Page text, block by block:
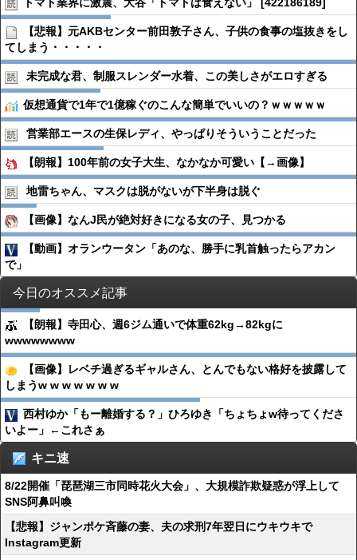
【悲報】元AKBセンター前田敦子さん、子供の食事の塩抜きをし
てしまう・・・・・
未完成な君、制服スレンダー水着、この美しさがエロすぎる
仮想通貨で1年で1億稼ぐのこんな簡単でいいの？ｗｗｗｗｗ
営業部エースの生保レディ、やっぱりそういうことだった
【朗報】100年前の女子大生、なかなか可愛い【→画像】
地雷ちゃん、マスクは脱がないが下半身は脱ぐ
【画像】なんJ民が絶対好きになる女の子、見つかる
【動画】オランウータン「あのな、勝手に乳首触ったらアカン
で」
今日のオススメ記事
【朗報】寺田心、週6ジム通いで体重62kg→82kgに
wwwwwwww
【画像】レベチ過ぎるギャルさん、とんでもない格好を披露して
しまうw w w w w w w
西村ゆか「もー離婚する？」ひろゆき「ちょちょw待ってくださ
いよー」←これさぁ
キニ速
8/22開催「琵琶湖三市同時花火大会」、大規模詐欺疑惑が浮上して
SNS阿鼻叫喚
【悲報】ジャンポケ斉藤の妻、夫の求刑7年翌日にウキウキで
Instagram更新